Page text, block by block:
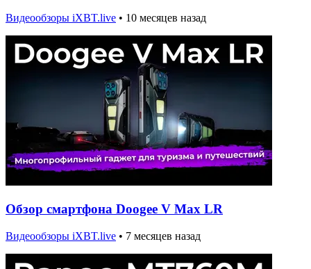
Видеообзоры iXBT.live • 10 месяцев назад
Обзор смартфона Doogee V Max LR
Видеообзоры iXBT.live • 7 месяцев назад